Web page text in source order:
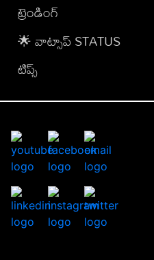
ట్రెండింగ్
🌟 వాట్సాప్ STATUS
టిప్స్